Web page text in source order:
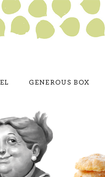
GENEROUS BOX